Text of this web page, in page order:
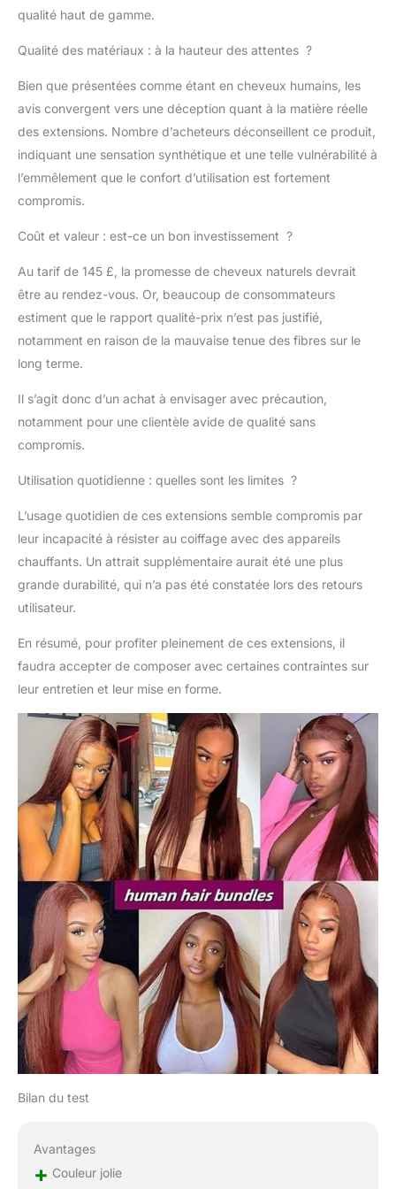
en valeur votre beauté
dans la foule. Vous
pouvez concevoir
selon différents
besoins, et les couleurs
mieux mettre en valeur
humains : 3 trames
plupart des situations,
et les cheveux de
haute qualité sont un
bon choix à utiliser seul
Extensions de cheveux
humains : veuillez
prendre soin des
fréquents. Choisissez
larges pour l'entretien.
Si vous avez des
questions, vous
pouvez les poser.
qualité haut de gamme.
Qualité des matériaux : à la hauteur des attentes ?
Bien que présentées comme étant en cheveux humains, les
avis convergent vers une déception quant à la matière réelle
des extensions. Nombre d’acheteurs déconseillent ce produit,
indiquant une sensation synthétique et une telle vulnérabilité à
l’emmêlement que le confort d’utilisation est fortement
compromis.
Coût et valeur : est-ce un bon investissement ?
Au tarif de 145 £, la promesse de cheveux naturels devrait
être au rendez-vous. Or, beaucoup de consommateurs
estiment que le rapport qualité-prix n’est pas justifié,
notamment en raison de la mauvaise tenue des fibres sur le
long terme.
Il s’agit donc d’un achat à envisager avec précaution,
notamment pour une clientèle avide de qualité sans
compromis.
Utilisation quotidienne : quelles sont les limites ?
L’usage quotidien de ces extensions semble compromis par
leur incapacité à résister au coiffage avec des appareils
chauffants. Un attrait supplémentaire aurait été une plus
grande durabilité, qui n’a pas été constatée lors des retours
utilisateur.
En résumé, pour profiter pleinement de ces extensions, il
faudra accepter de composer avec certaines contraintes sur
leur entretien et leur mise en forme.
Bilan du test
Avantages
+ Couleur jolie